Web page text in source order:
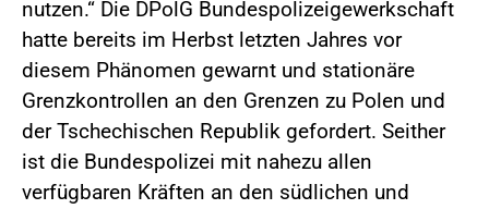
nutzen.“ Die DPolG Bundespolizeigewerkschaft
hatte bereits im Herbst letzten Jahres vor
diesem Phänomen gewarnt und stationäre
Grenzkontrollen an den Grenzen zu Polen und
der Tschechischen Republik gefordert. Seither
ist die Bundespolizei mit nahezu allen
verfügbaren Kräften an den südlichen und